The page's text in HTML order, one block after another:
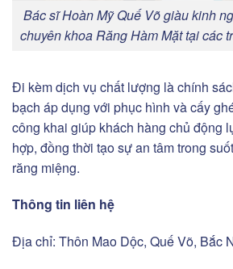
Bác sĩ Hoàn Mỹ Quế Võ giàu kinh
chuyên khoa Răng Hàm Mặt tại các
Đi kèm dịch vụ chất lượng là chính
bạch áp dụng với phục hình và cấy
công khai giúp khách hàng chủ động
hợp, đồng thời tạo sự an tâm trong
răng miệng.
Thông tin liên hệ
Địa chỉ: Thôn Mao Dộc, Quế Võ, Bắc